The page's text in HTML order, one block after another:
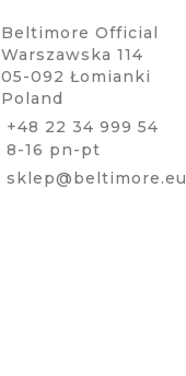
Beltimore Official
Warszawska 114
05-092 Łomianki
Poland
+48 22 34 999 54
8-16 pn-pt
sklep@beltimore.eu